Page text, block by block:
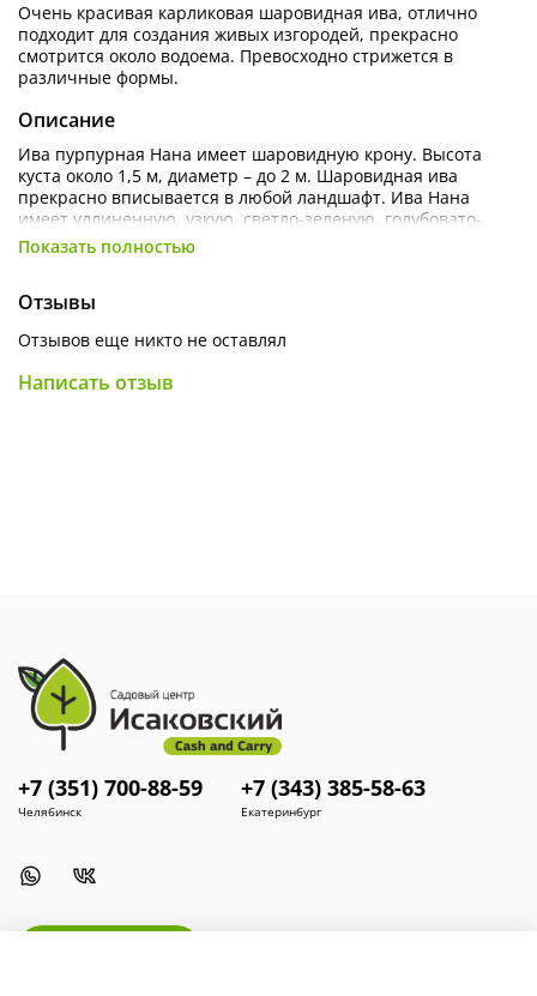
Очень красивая карликовая шаровидная ива, отлично
подходит для создания живых изгородей, прекрасно
смотрится около водоема. Превосходно стрижется в
различные формы.
Описание
Ива пурпурная Нана имеет шаровидную крону. Высота
куста около 1,5 м, диаметр – до 2 м. Шаровидная ива
прекрасно вписывается в любой ландшафт. Ива Нана
имеет удлиненную, узкую, светло-зеленую, голубовато-
сизую или серебристо-зеленую листву. В холодное время
бурый цвет. Цветочные почки отличаются желтым цветом.
красноватыми пыльниками, достигают длины 2,6-2,8
см.Цветение ива пурпурная начинает прежде, чем
распустится листва.
Показать полностью
Отзывы
Отзывов еще никто не оставлял
Написать отзыв
+7 (351) 700-88-59
Челябинск
+7 (343) 385-58-63
Екатеринбург